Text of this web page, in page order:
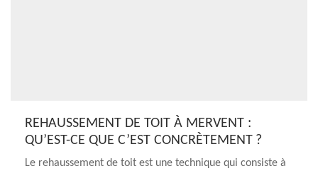
REHAUSSEMENT DE TOIT À MERVENT :
QU’EST-CE QUE C’EST CONCRÈTEMENT ?
Le rehaussement de toit est une technique qui consiste à